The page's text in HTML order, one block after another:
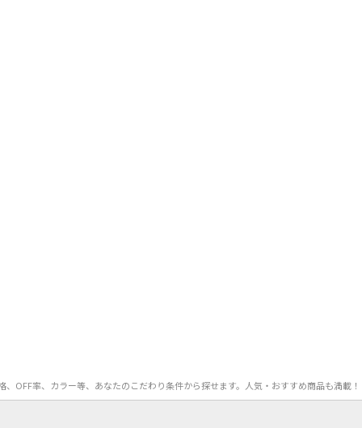
OFF率、カラー等、あなたのこだわり条件から探せます。人気・おすすめ商品も満載！